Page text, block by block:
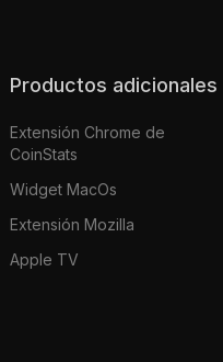
Productos adicionales
Extensión Chrome de
CoinStats
Widget MacOs
Extensión Mozilla
Apple TV